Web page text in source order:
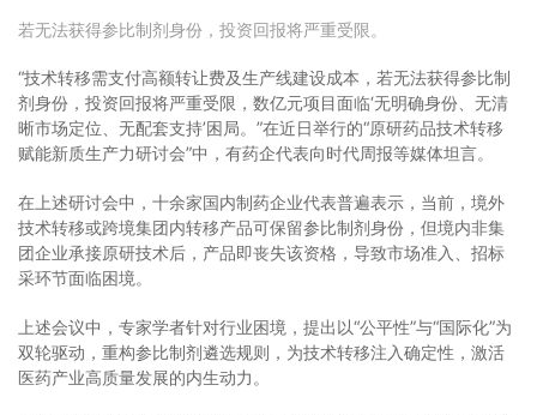
若无法获得参比制剂身份，投资回报将严重受限。
“技术转移需支付高额转让费及生产线建设成本，若无法获得参比制
剂身份，投资回报将严重受限，数亿元项目面临‘无明确身份、无清
晰市场定位、无配套支持’困局。”在近日举行的“原研药品技术转移
赋能新质生产力研讨会”中，有药企代表向时代周报等媒体坦言。
在上述研讨会中，十余家国内制药企业代表普遍表示，当前，境外
技术转移或跨境集团内转移产品可保留参比制剂身份，但境内非集
团企业承接原研技术后，产品即丧失该资格，导致市场准入、招标
采环节面临困境。
上述会议中，专家学者针对行业困境，提出以“公平性”与“国际化”为
双轮驱动，重构参比制剂遴选规则，为技术转移注入确定性，激活
医药产业高质量发展的内生动力。